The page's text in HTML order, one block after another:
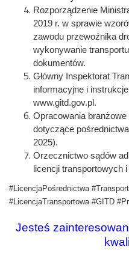
Rozporządzenie
2019 r. w sprawie
zawodu przewoźnika
wykonywanie
dokumentów.
Główny Inspektorat
informacyjne i
www.gitd.gov.pl.
Opracowania
dotyczące
2025).
Orzecznictwo sądów
licencji transportowych
#LicencjaPośrednictwa
#LicencjaTransportowa #GITD
Jesteś